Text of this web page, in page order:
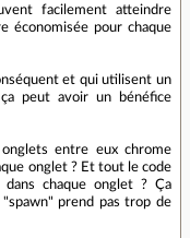
facilement atteindre
économisée pour chaque
et qui utilisent un
peut avoir un bénéfice
entre eux chrome
onglet ? Et tout le code
chaque onglet ? Ça
prend pas trop de